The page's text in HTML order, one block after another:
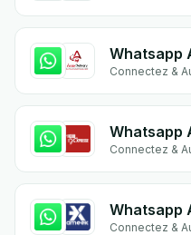
Whatsapp
Connectez &
Whatsapp
Connectez &
Whatsapp
Connectez &